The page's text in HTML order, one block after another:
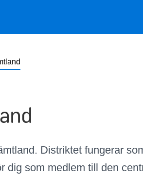
Distriktet fungerar
dig som medlem till den